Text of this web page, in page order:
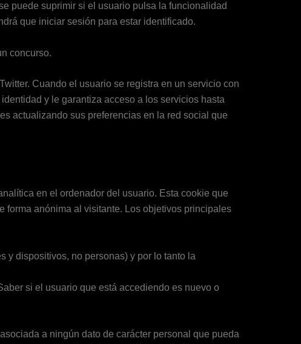
puede suprimir si el usuario pulsa la funcionalidad
que iniciar sesión para estar identificado.
concurso.
Cuando el usuario se registra en un servicio con
y le garantiza acceso a los servicios hasta
actualizando sus preferencias en la red social que
en el ordenador del usuario. Esta cookie que
forma anónima al visitante. Los objetivos principales
y dispositivos, no personas) y por lo tanto la
si el usuario que está accediendo es nuevo o
a ningún dato de carácter personal que pueda